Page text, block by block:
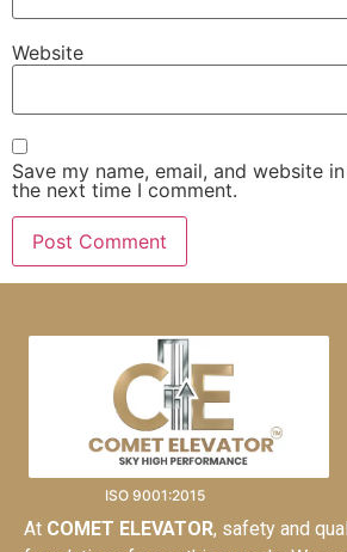
Website
Save my name, email, and website
the next time I comment.
ISO 9001:2015
At COMET ELEVATOR, safety and